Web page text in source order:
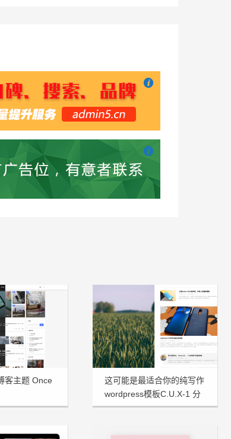


客主题 Once
这可能是最适合你的纯写作
wordpress模板C.U.X-1 分
享